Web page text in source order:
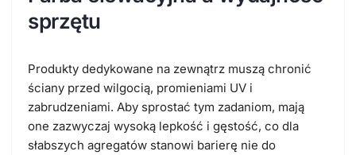
sprzętu
Produkty dedykowane na zewnątrz muszą chronić
ściany przed wilgocią, promieniami UV i
zabrudzeniami. Aby sprostać tym zadaniom, mają
one zazwyczaj wysoką lepkość i gęstość, co dla
słabszych agregatów stanowi barierę nie do